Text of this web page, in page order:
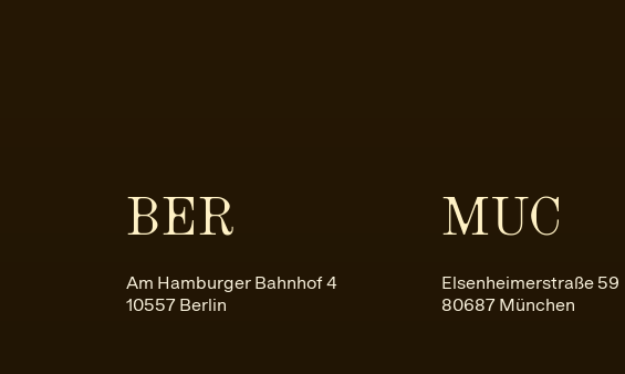
BER
Am Hamburger Bahnhof 4
10557 Berlin
MUC
Elsenheimerstraße 59
80687 München